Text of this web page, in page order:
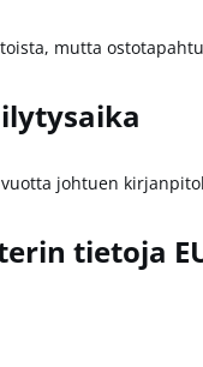
mutta
johtuen
tietoja